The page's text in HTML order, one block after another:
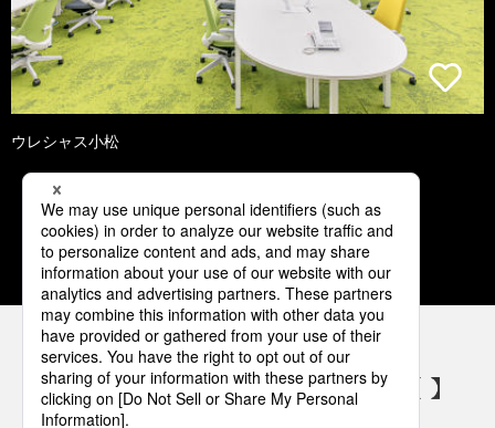
ウレシャス小松
1 2 3 4 5
パナソニックの電気設備 SNSアカウント